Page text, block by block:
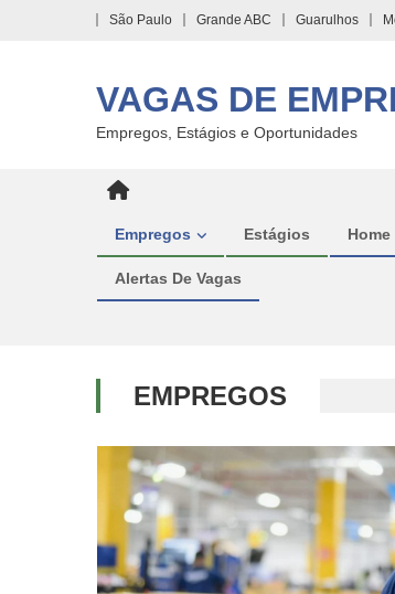
São Paulo Grande ABC Guarulhos
VAGAS DE
Empregos, Estágios e Oportunidades
Empregos Estágios
Alertas De Vagas
EMPREGOS